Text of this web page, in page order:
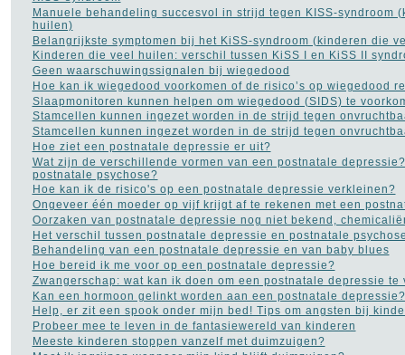
Drugs(82)
Dyslexie
Epilepsie(33)
Fibromyalgie(73)
Gezond leven(14)
Gezonde voeding(21)
Gezondheid A tot Z(204)
Gilles de la Tourette(2)
Glaucoom(11)
Griep(115)
Haaruitval(29)
Hart- en vaatziekten(116)
Hernia(12)
Herpes(2)
Histoplasmose(1)
HIV AIDS(16)
Hooikoorts(2)
HSP(1)
Hyperhidrosis - zweten
(18)
Hyperventilatie(15)
Jicht(6)
Jogging(41)
Manuele behandeling succesvol in strijd tegen KISS-syndroom
huilen)
Belangrijkste symptomen bij het KiSS-syndroom (kinderen die
Kinderen die veel huilen: verschil tussen KiSS I en KiSS II
Geen waarschuwingssignalen bij wiegedood
Hoe kan ik wiegedood voorkomen of de risico’s op wiegedood
Slaapmonitoren kunnen helpen om wiegedood (SIDS) te
Stamcellen kunnen ingezet worden in de strijd tegen
Stamcellen kunnen ingezet worden in de strijd tegen
Hoe ziet een postnatale depressie er uit?
Wat zijn de verschillende vormen van een postnatale
postnatale psychose?
Hoe kan ik de risico's op een postnatale depressie verkleinen?
Ongeveer één moeder op vijf krijgt af te rekenen met een
Oorzaken van postnatale depressie nog niet bekend,
Het verschil tussen postnatale depressie en postnatale
Behandeling van een postnatale depressie en van baby blues
Hoe bereid ik me voor op een postnatale depressie?
Zwangerschap: wat kan ik doen om een postnatale depressie te
Kan een hormoon gelinkt worden aan een postnatale depressie?
Help, er zit een spook onder mijn bed! Tips om angsten bij
Probeer mee te leven in de fantasiewereld van kinderen
Meeste kinderen stoppen vanzelf met duimzuigen?